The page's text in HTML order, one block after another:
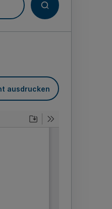
ausdrucken